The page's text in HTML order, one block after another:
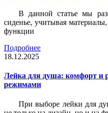
В данной статье мы
сиденье, учитывая
функции
Подробнее
18.12.2025
Лейка для душа: комфорт и
режимами
При выборе лейки для